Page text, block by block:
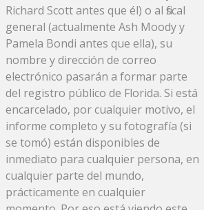
Richard Scott antes que él) o al fiscal
general (actualmente Ash Moody y
Pamela Bondi antes que ella), su
nombre y dirección de correo
electrónico pasarán a formar parte
del registro público de Florida. Si está
encarcelado, por cualquier motivo, el
informe completo y su fotografía (si
se tomó) están disponibles de
inmediato para cualquier persona, en
cualquier parte del mundo,
prácticamente en cualquier